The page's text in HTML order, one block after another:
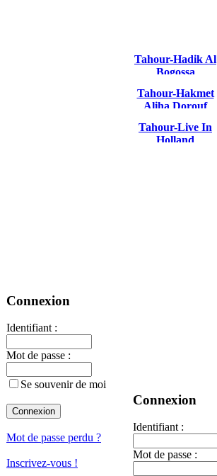
Connexion
Identifiant :
Mot de passe :
Se souvenir de moi
Mot de passe perdu ?
Inscrivez-vous !
Tahour-Hadik Al
Bogossa
Tahour-Hakmet
Aliha Dorouf
Tahour-Live In
Holland
Connexion
Identifiant :
Mot de passe :